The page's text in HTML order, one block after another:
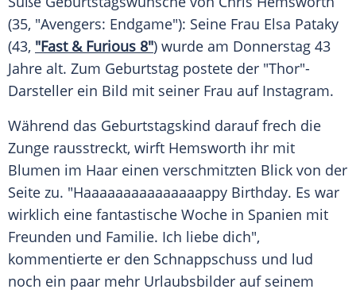
(35, "Avengers: Endgame"): Seine Frau Elsa Pataky
(43, "Fast & Furious 8") wurde am Donnerstag 43
Jahre alt. Zum Geburtstag postete der "Thor"-
Darsteller ein Bild mit seiner Frau auf Instagram.
Während das Geburtstagskind darauf frech die
Zunge rausstreckt, wirft Hemsworth ihr mit
Blumen im Haar einen verschmitzten Blick von der
Seite zu. "Haaaaaaaaaaaaaaappy Birthday. Es war
wirklich eine fantastische Woche in Spanien mit
Freunden und Familie. Ich liebe dich",
kommentierte er den Schnappschuss und lud
noch ein paar mehr Urlaubsbilder auf seinem